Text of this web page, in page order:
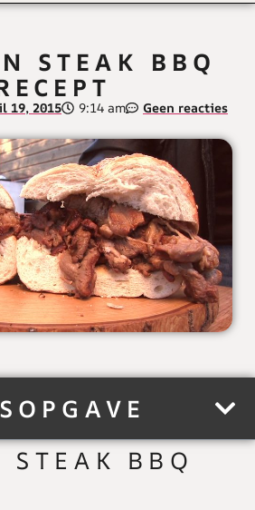
STEAK BBQ
19, 2015 9:14 am Geen reacties
STEAK BBQ